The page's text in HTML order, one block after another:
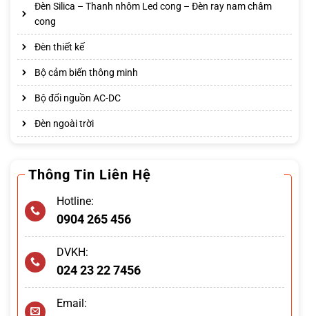
Đèn Silica – Thanh nhôm Led cong – Đèn ray nam châm
cong
Đèn thiết kế
Bộ cảm biến thông minh
Bộ đổi nguồn AC-DC
Đèn ngoài trời
Thông Tin Liên Hệ
Hotline:
0904 265 456
DVKH:
024 23 22 7456
Email: